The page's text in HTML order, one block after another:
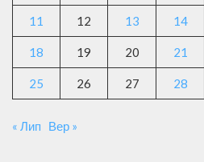
11 12 13 14
18 19 20 21
25 26 27 28
« Лип Вер »